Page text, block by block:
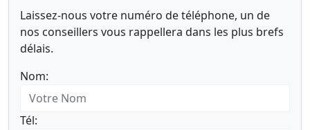
Laissez-nous votre numéro de téléphone, un de
nos conseillers vous rappellera dans les plus brefs
délais.
Nom:
Tél: